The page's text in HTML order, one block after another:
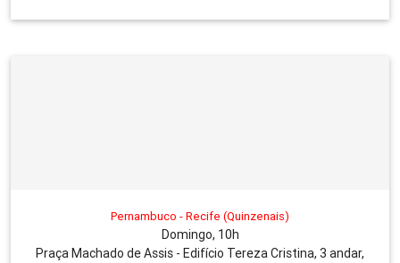
Pernambuco - Recife (Quinzenais)
Domingo, 10h
Praça Machado de Assis - Edifício Tereza Cristina, 3 andar,